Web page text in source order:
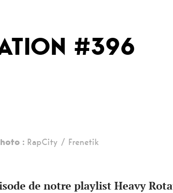
#396
: RapCity / Frenetik
de notre playlist Heavy